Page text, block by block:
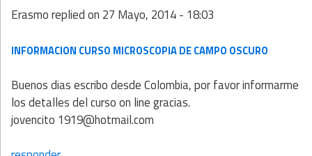
Erasmoreplied on 27 Mayo, 2014 - 18:03
INFORMACION CURSO MICROSCOPIA DE CAMPO OSCURO
Buenos dias escribo desde Colombia, por favor informarme
los detalles del curso on line gracias.
jovencito 1919@hotmail.com